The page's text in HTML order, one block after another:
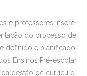
e professores insere-
do processo de
definido e planificado
Ensinos Pré-escolar
gestão do currículo